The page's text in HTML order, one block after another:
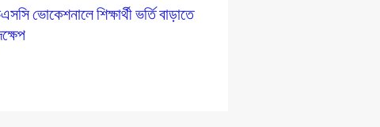
ভোকেশনালে শিক্ষার্থী ভর্তি বাড়াতে